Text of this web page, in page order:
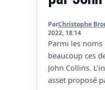
ParChristophe
2022, 18:14
Parmi les
beaucoup ces
John Collins.
asset proposé